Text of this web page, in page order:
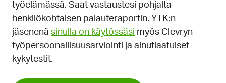
työelämässä. Saat vastaustesi pohjalta
henkilökohtaisen palauteraportin. YTK:n
jäsenenä sinulla on käytössäsi myös Clevryn
työpersoonallisuusarviointi ja ainutlaatuiset
kykytestit.